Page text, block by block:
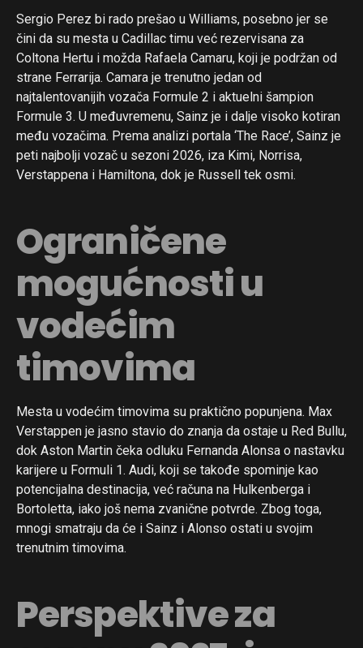
Sergio Perez bi rado prešao u Williams, posebno jer se
čini da su mesta u Cadillac timu već rezervisana za
Coltona Hertu i možda Rafaela Camaru, koji je podržan od
strane Ferrarija. Camara je trenutno jedan od
najtalentovanijih vozača Formule 2 i aktuelni šampion
Formule 3. U međuvremenu, Sainz je i dalje visoko kotiran
među vozačima. Prema analizi portala ‘The Race’, Sainz je
peti najbolji vozač u sezoni 2026, iza Kimi, Norrisa,
Verstappena i Hamiltona, dok je Russell tek osmi.
Ograničene
mogućnosti u
vodećim
timovima
Mesta u vodećim timovima su praktično popunjena. Max
Verstappen je jasno stavio do znanja da ostaje u Red Bullu,
dok Aston Martin čeka odluku Fernanda Alonsa o nastavku
karijere u Formuli 1. Audi, koji se takođe spominje kao
potencijalna destinacija, već računa na Hulkenberga i
Bortoletta, iako još nema zvanične potvrde. Zbog toga,
mnogi smatraju da će i Sainz i Alonso ostati u svojim
trenutnim timovima.
Perspektive za